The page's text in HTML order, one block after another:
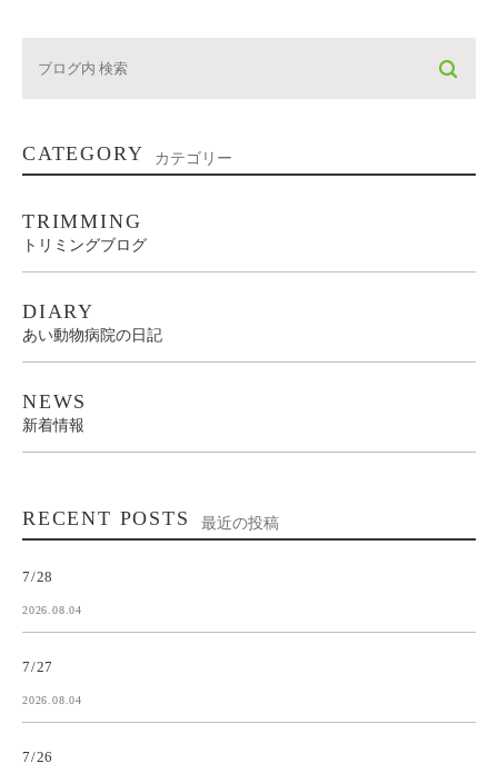
CATEGORY カテゴリー
TRIMMING
トリミングブログ
DIARY
あい動物病院の日記
NEWS
新着情報
RECENT POSTS 最近の投稿
7/28
2026.08.04
7/27
2026.08.04
7/26